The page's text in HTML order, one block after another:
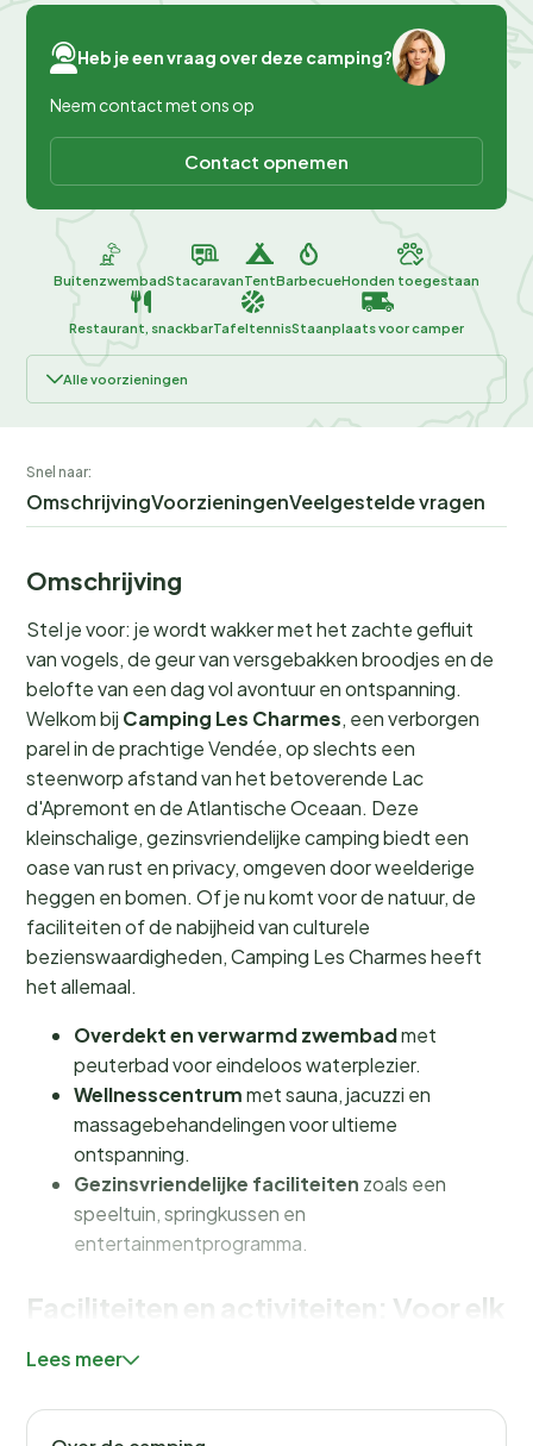
Heb je een vraag over deze camping?
Neem contact met ons op
Contact opnemen
BuitenzwembadStacaravanTentBarbecueHonden toegestaan
Restaurant, snackbarTafeltennisStaanplaats voor camper
Alle voorzieningen
Snel naar:
OmschrijvingVoorzieningenVeelgestelde vragen
Omschrijving
Stel je voor: je wordt wakker met het zachte gefluit
van vogels, de geur van versgebakken broodjes en de
belofte van een dag vol avontuur en ontspanning.
Welkom bij Camping Les Charmes, een verborgen
parel in de prachtige Vendée, op slechts een
steenworp afstand van het betoverende Lac
d'Apremont en de Atlantische Oceaan. Deze
kleinschalige, gezinsvriendelijke camping biedt een
oase van rust en privacy, omgeven door weelderige
heggen en bomen. Of je nu komt voor de natuur, de
faciliteiten of de nabijheid van culturele
bezienswaardigheden, Camping Les Charmes heeft
het allemaal.
Overdekt en verwarmd zwembadmet
peuterbad voor eindeloos waterplezier.
Wellnesscentrummet sauna, jacuzzi en
massagebehandelingen voor ultieme
ontspanning.
Gezinsvriendelijke faciliteiten zoals een
speeltuin, springkussen en
entertainmentprogramma.
Faciliteiten en activiteiten: Voor elk
wat wils
plezier. Het
Lees meer